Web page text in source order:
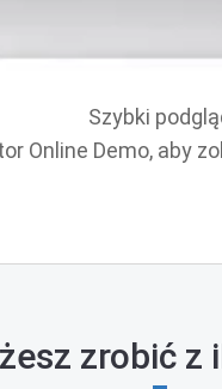
Szybki
Online Demo, aby
zrobić z